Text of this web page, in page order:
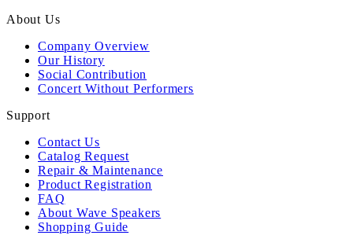
About Us
Company Overview
Our History
Social Contribution
Concert Without Performers
Support
Contact Us
Catalog Request
Repair & Maintenance
Product Registration
FAQ
About Wave Speakers
Shopping Guide